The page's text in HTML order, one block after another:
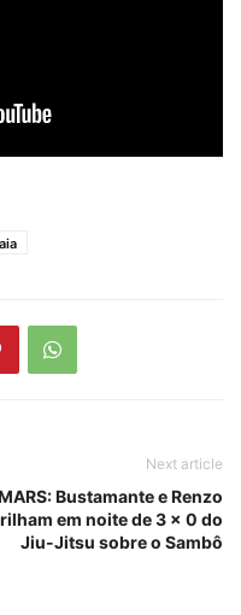
Next article
Bustamante e Renzo
em noite de 3 x 0 do
Jiu-Jitsu sobre o Sambô